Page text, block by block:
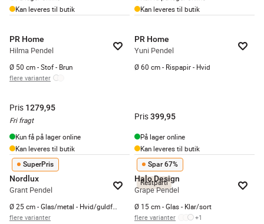
Kan leveres til butik
Kan leveres til butik
PR Home
Hilma Pendel
Ø 50 cm - Stof - Brun
flere varianter
Pris 1279,95
Fri fragt
Kun få på lager online
Kan leveres til butik
PR Home
Yuni Pendel
Ø 60 cm - Rispapir - Hvid
Pris399,95
På lager online
Kan leveres til butik
SuperPris
Nordlux
Grant Pendel
flere varianter
Restparti
Spar 67%
Halo Design
Grape Pendel
Ø 15 cm - Glas - Klar/sort
flere varianter +1